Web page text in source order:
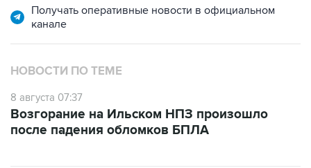
Получать оперативные новости в официальном
канале
НОВОСТИ ПО ТЕМЕ
8 августа 07:37
Возгорание на Ильском НПЗ произошло
после падения обломков БПЛА